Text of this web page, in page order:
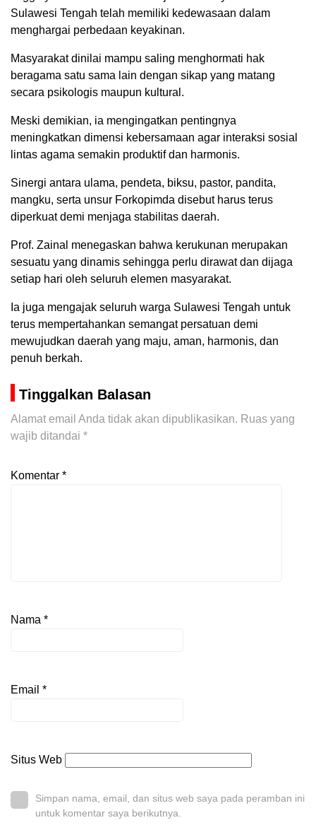
Sulawesi Tengah telah memiliki kedewasaan dalam
menghargai perbedaan keyakinan.
Masyarakat dinilai mampu saling menghormati hak
beragama satu sama lain dengan sikap yang matang
secara psikologis maupun kultural.
Meski demikian, ia mengingatkan pentingnya
meningkatkan dimensi kebersamaan agar interaksi sosial
lintas agama semakin produktif dan harmonis.
Sinergi antara ulama, pendeta, biksu, pastor, pandita,
mangku, serta unsur Forkopimda disebut harus terus
diperkuat demi menjaga stabilitas daerah.
Prof. Zainal menegaskan bahwa kerukunan merupakan
sesuatu yang dinamis sehingga perlu dirawat dan dijaga
setiap hari oleh seluruh elemen masyarakat.
Ia juga mengajak seluruh warga Sulawesi Tengah untuk
terus mempertahankan semangat persatuan demi
mewujudkan daerah yang maju, aman, harmonis, dan
penuh berkah.
Tinggalkan Balasan
Alamat email Anda tidak akan dipublikasikan. Ruas yang
wajib ditandai *
Komentar *
Nama *
Email *
Situs Web
Simpan nama, email, dan situs web saya pada peramban ini
untuk komentar saya berikutnya.